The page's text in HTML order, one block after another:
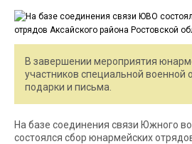
В завершении мероприятия
участников специальной военной
подарки и письма.
На базе соединения связи Южного
состоялся сбор юнармейских